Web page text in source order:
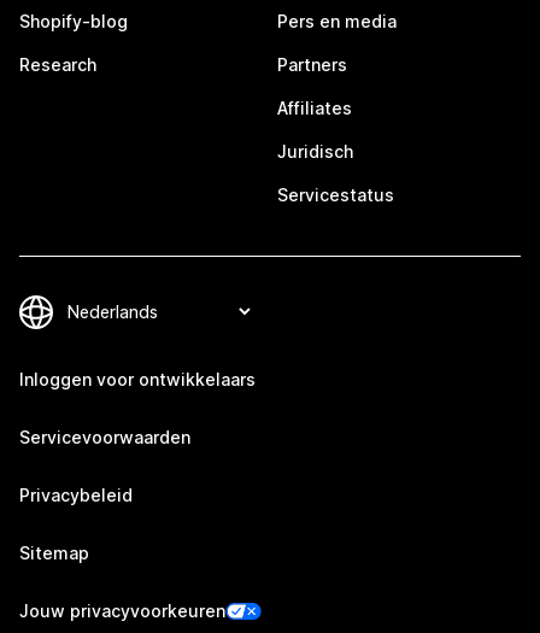
Shopify-blog
Research
Pers en media
Partners
Affiliates
Juridisch
Servicestatus
Inloggen voor ontwikkelaars
Servicevoorwaarden
Privacybeleid
Sitemap
Jouw privacyvoorkeuren